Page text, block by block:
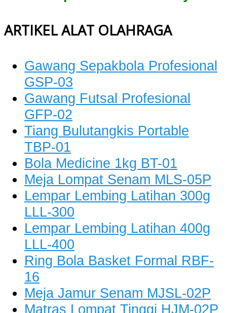
ARTIKEL ALAT OLAHRAGA
Gawang Sepakbola Profesional
GSP-03
Gawang Futsal Profesional
GFP-02
Tiang Bulutangkis Portable
TBP-01
Bola Medicine 1kg BT-01
Meja Lompat Senam MLS-05P
Lempar Lembing Latihan 300g
LLL-300
Lempar Lembing Latihan 400g
LLL-400
Ring Bola Basket Formal RBF-
16
Meja Jamur Senam MJSL-02P
Matras Lompat Tinggi HJM-02P